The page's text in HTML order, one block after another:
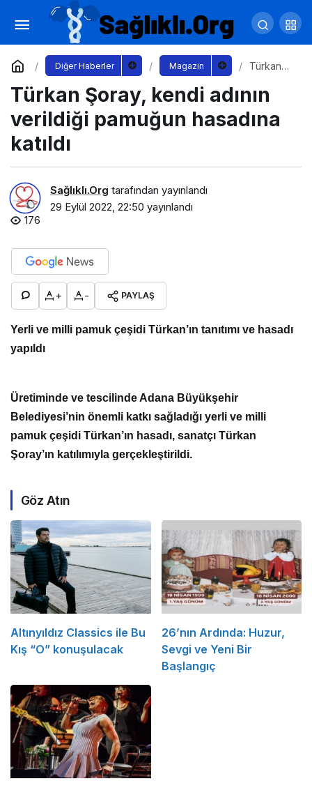
Diğer Haberler Magazin
Türkan
kendi
adının
verildiği
pamuğun
Türkan Şoray, kendi adının
verildiği pamuğun hasadına
katıldı
Sağlıklı.Org tarafından yayınlandı
29 Eylül 2022, 22:50 yayınlandı
176
+ - PAYLAŞ
Yerli ve milli pamuk çeşidi Türkan’ın tanıtımı ve hasadı
yapıldı
Üretiminde ve tescilinde Adana Büyükşehir
Belediyesi’nin önemli katkı sağladığı yerli ve milli
pamuk çeşidi Türkan’ın hasadı, sanatçı Türkan
Şoray’ın katılımıyla gerçekleştirildi.
Göz Atın
Altınyıldız Classics ile Bu
Kış “O” konuşulacak
26’nın Ardında: Huzur,
Sevgi ve Yeni Bir
Başlangıç
Tanzanya’da Şehit Askerler Anısına
Karabağ Köyü Kurdular
Yorum Yap Paylaş